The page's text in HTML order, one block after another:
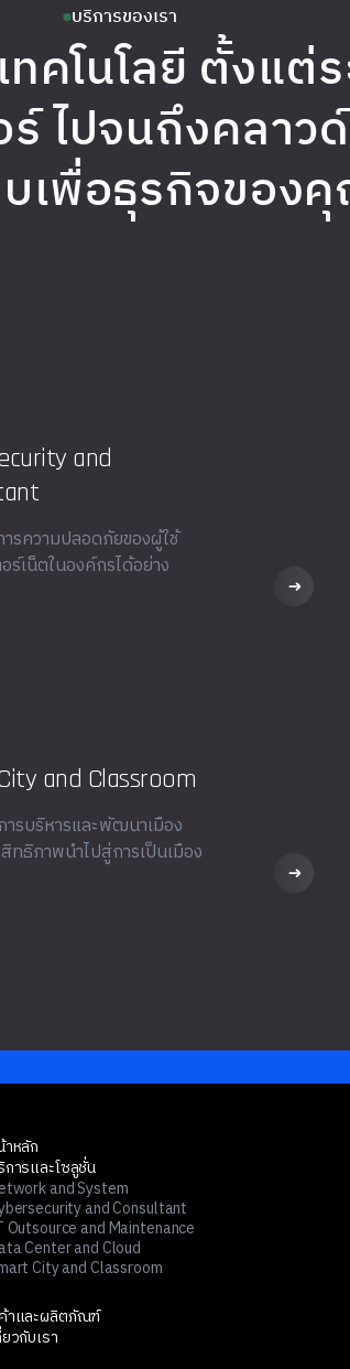
บริการของเรา
คโนโลยี ตั้งแต่
ไปจนถึงคลา
เพื่อธุรกิจของ
and
รความปลอดภัยของผู้ใช้
ร์เน็ตในองค์กรได้อย่าง
and Classroom
ารบริหารและพัฒนาเมือง
ทธิภาพนำไปสู่การเป็นเมือง
าหลัก
การและโซลูชั่น
and System
and Consultant
Outsource and Maintenance
Center and Cloud
City and Classroom
าและผลิตภัณฑ์
วกับเรา